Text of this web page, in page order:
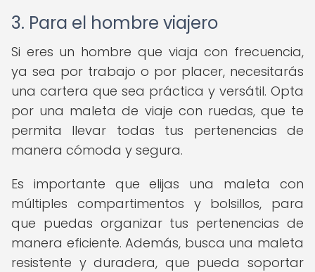
3. Para el hombre viajero
Si eres un hombre que viaja con frecuencia,
ya sea por trabajo o por placer, necesitarás
una cartera que sea práctica y versátil. Opta
por una maleta de viaje con ruedas, que te
permita llevar todas tus pertenencias de
manera cómoda y segura.
Es importante que elijas una maleta con
múltiples compartimentos y bolsillos, para
que puedas organizar tus pertenencias de
manera eficiente. Además, busca una maleta
resistente y duradera, que pueda soportar